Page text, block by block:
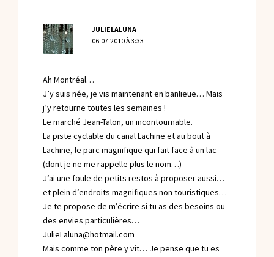
JULIELALUNA
06.07.2010 À 3:33
Ah Montréal…
J’y suis née, je vis maintenant en banlieue… Mais
j’y retourne toutes les semaines !
Le marché Jean-Talon, un incontournable.
La piste cyclable du canal Lachine et au bout à
Lachine, le parc magnifique qui fait face à un lac
(dont je ne me rappelle plus le nom…)
J’ai une foule de petits restos à proposer aussi…
et plein d’endroits magnifiques non touristiques…
Je te propose de m’écrire si tu as des besoins ou
des envies particulières…
JulieLaluna@hotmail.com
Mais comme ton père y vit… Je pense que tu es